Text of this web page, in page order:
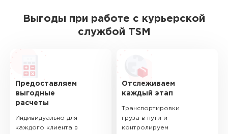
Выгоды при работе с курьерской
службой TSM
Предоставляем
выгодные
расчеты
Индивидуально для
каждого клиента в
Отслеживаем
каждый этап
Транспортировки
груза в пути и
контролируем